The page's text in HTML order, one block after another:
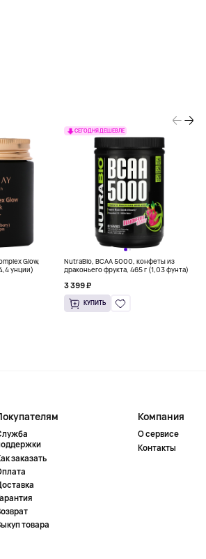
Glow,
унции)
СЕГОДНЯ ДЕШЕВЛЕ
NutraBio, BCAA 5000, конфеты из
драконьего фрукта, 465 г (1,03 фунта)
3 399 ₽
КУПИТЬ
заказать
товара
Компания
О сервисе
Контакты